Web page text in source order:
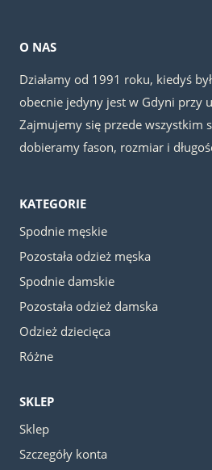
O NAS
Działamy od 1991 roku, kiedyś
obecnie jedyny jest w Gdyni przy
Zajmujemy się przede wszystkim
dobieramy fason, rozmiar i
KATEGORIE
Spodnie męskie
Pozostała odzież męska
Spodnie damskie
Pozostała odzież damska
Odzież dziecięca
Różne
SKLEP
Sklep
Szczegóły konta